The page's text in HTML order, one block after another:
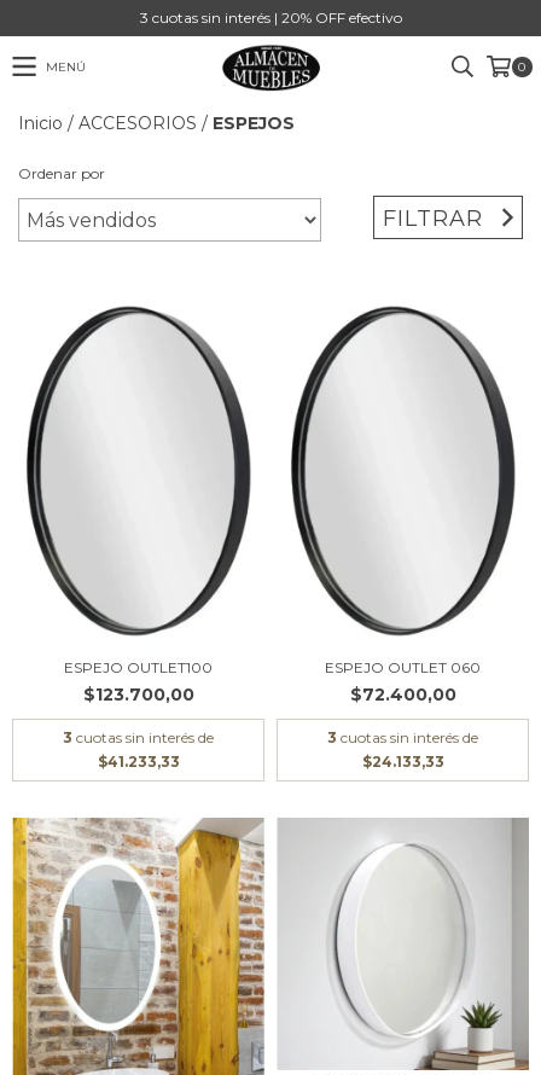
3 cuotas sin interés | 20% OFF efectivo
MENÚ 0
Inicio / ACCESORIOS / ESPEJOS
Ordenar por
FILTRAR
ESPEJO OUTLET100
$123.700,00
3 cuotas sin interés de
$41.233,33
ESPEJO OUTLET 060
$72.400,00
3 cuotas sin interés de
$24.133,33